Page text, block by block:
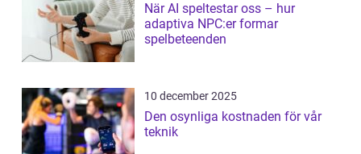
När AI speltestar oss – hur
adaptiva NPC:er formar
spelbeteenden
10 december 2025
Den osynliga kostnaden för vår
teknik